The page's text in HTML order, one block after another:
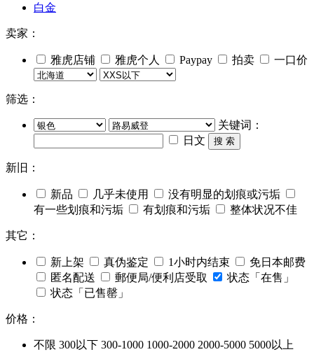
白金
卖家：
雅虎店铺 雅虎个人 Paypay 拍卖 一口价
筛选：
关键词：
日文
搜 索
新旧：
新品 几乎未使用
没有明显的划痕或污垢
有一些划痕和污垢
有划痕和污垢 整体状况不佳
其它：
新上架 真伪鉴定 1小时内结束
免日本邮费
匿名配送
郵便局/便利店受取
状态「在售」
状态「已售罄」
价格：
不限 300以下 300-1000 1000-2000 2000-5000 5000以上